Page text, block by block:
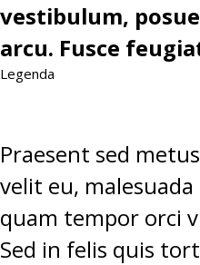
vestibulum,
arcu. Fusce
Legenda
Praesent sed
velit eu,
quam tempor orci
Sed in felis quis